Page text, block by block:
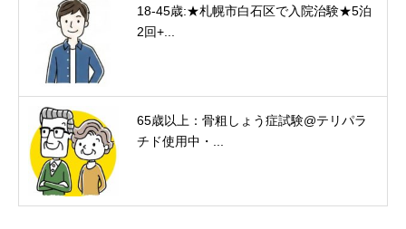
18-45歳:★札幌市白石区で入院治験★5泊
2回+...
65歳以上：骨粗しょう症試験@テリパラ
チド使用中・...